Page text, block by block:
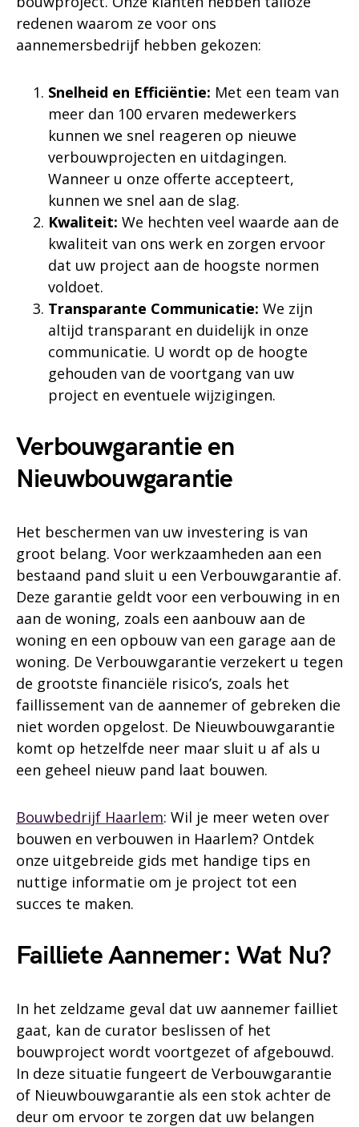
redenen waarom ze voor ons
aannemersbedrijf hebben gekozen:
Snelheid en Efficiëntie: Met een team van
meer dan 100 ervaren medewerkers
kunnen we snel reageren op nieuwe
verbouwprojecten en uitdagingen.
Wanneer u onze offerte accepteert,
kunnen we snel aan de slag.
Kwaliteit: We hechten veel waarde aan de
kwaliteit van ons werk en zorgen ervoor
dat uw project aan de hoogste normen
voldoet.
Transparante Communicatie: We zijn
altijd transparant en duidelijk in onze
communicatie. U wordt op de hoogte
gehouden van de voortgang van uw
project en eventuele wijzigingen.
Verbouwgarantie en
Nieuwbouwgarantie
Het beschermen van uw investering is van
groot belang. Voor werkzaamheden aan een
bestaand pand sluit u een Verbouwgarantie af.
Deze garantie geldt voor een verbouwing in en
aan de woning, zoals een aanbouw aan de
woning en een opbouw van een garage aan de
woning. De Verbouwgarantie verzekert u tegen
de grootste financiële risico’s, zoals het
faillissement van de aannemer of gebreken die
niet worden opgelost. De Nieuwbouwgarantie
komt op hetzelfde neer maar sluit u af als u
een geheel nieuw pand laat bouwen.
Bouwbedrijf Haarlem: Wil je meer weten over
bouwen en verbouwen in Haarlem? Ontdek
onze uitgebreide gids met handige tips en
nuttige informatie om je project tot een
succes te maken.
Failliete Aannemer: Wat Nu?
In het zeldzame geval dat uw aannemer failliet
gaat, kan de curator beslissen of het
bouwproject wordt voortgezet of afgebouwd.
In deze situatie fungeert de Verbouwgarantie
of Nieuwbouwgarantie als een stok achter de
deur om ervoor te zorgen dat uw belangen